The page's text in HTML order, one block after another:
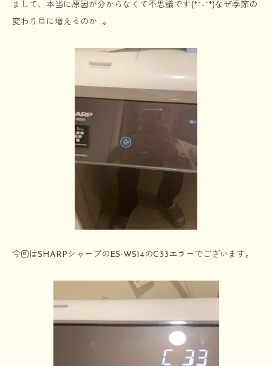
まして、本当に原因が分からなくて不思議です(*^-^*)なぜ季節の
変わり目に増えるのか…。
今回はSHARPシャープのES-WS14のC33エラーでございます。